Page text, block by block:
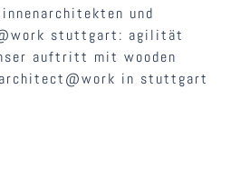
und
stuttgart: agilität
auftritt mit wooden
in stuttgart